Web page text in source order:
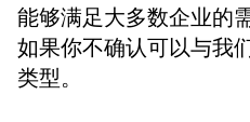
能够满足大多数企业的
如果你不确认可以与我
类型。